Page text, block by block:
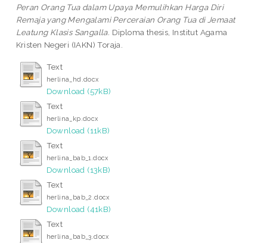
Peran Orang Tua dalam Upaya Memulihkan Harga Diri
Remaja yang Mengalami Perceraian Orang Tua di Jemaat
Leatung Klasis Sangalla. Diploma thesis, Institut Agama
Kristen Negeri (IAKN) Toraja.
Text
herlina_hd.docx
Download (57kB)
Text
herlina_kp.docx
Download (11kB)
Text
herlina_bab_1.docx
Download (13kB)
Text
herlina_bab_2.docx
Download (41kB)
Text
herlina_bab_3.docx